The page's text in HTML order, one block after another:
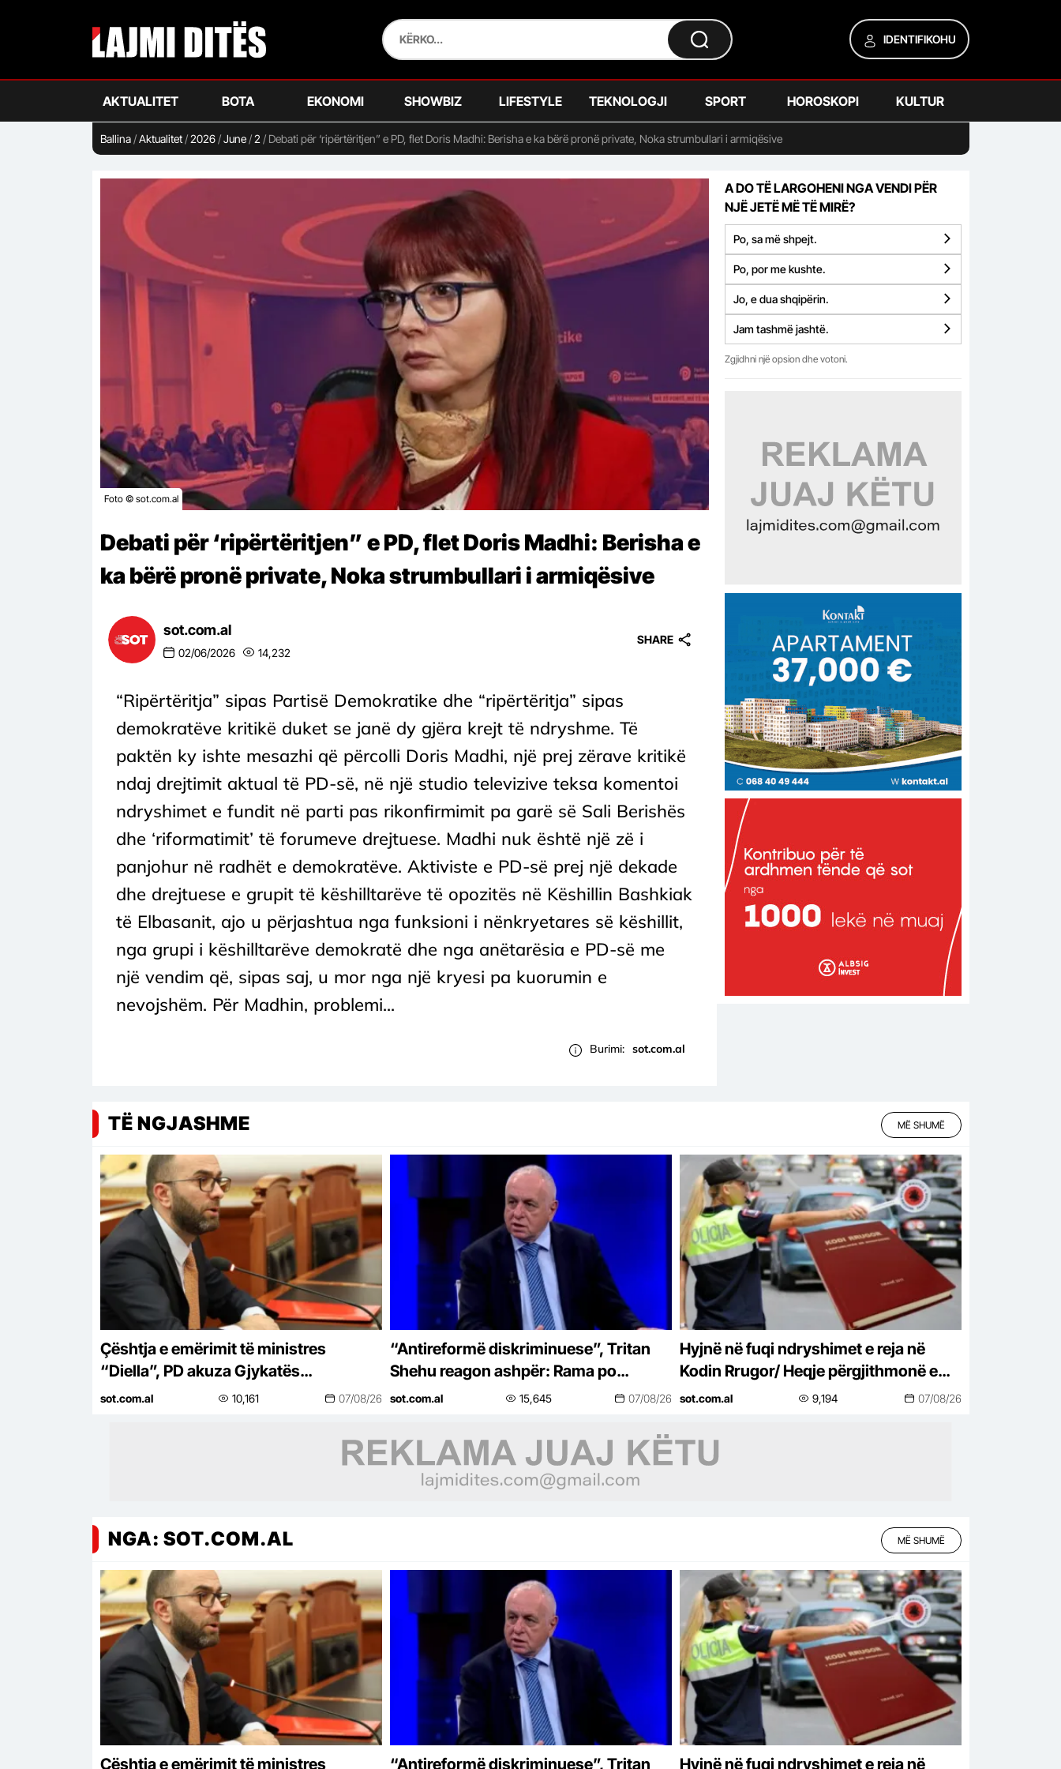
IDENTIFIKOHU
AKTUALITET BOTA EKONOMI SHOWBIZ LIFESTYLE TEKNOLOGJI SPORT HOROSKOPI KULTUR
Ballina/Aktualitet/2026/June/2 / Debati për ‘ripërtëritjen” e PD, flet Doris Madhi: Berisha e ka bërë pronë private, Noka strumbullari i armiqësive
Foto © sot.com.al
Debati për ‘ripërtëritjen” e PD, flet Doris Madhi: Berisha e
ka bërë pronë private, Noka strumbullari i armiqësive
sot.com.al
02/06/2026 14,232
SHARE
“Ripërtëritja” sipas Partisë Demokratike dhe “ripërtëritja” sipas
demokratëve kritikë duket se janë dy gjëra krejt të ndryshme. Të
paktën ky ishte mesazhi që përcolli Doris Madhi, një prej zërave kritikë
ndaj drejtimit aktual të PD-së, në një studio televizive teksa komentoi
ndryshimet e fundit në parti pas rikonfirmimit pa garë së Sali Berishës
dhe ‘riformatimit’ të forumeve drejtuese. Madhi nuk është një zë i
panjohur në radhët e demokratëve. Aktiviste e PD-së prej një dekade
dhe drejtuese e grupit të këshilltarëve të opozitës në Këshillin Bashkiak
të Elbasanit, ajo u përjashtua nga funksioni i nënkryetares së këshillit,
nga grupi i këshilltarëve demokratë dhe nga anëtarësia e PD-së me
një vendim që, sipas saj, u mor nga një kryesi pa kuorumin e
nevojshëm. Për Madhin, problemi...
Burimi: sot.com.al
A DO TË LARGOHENI NGA VENDI PËR
NJË JETË MË TË MIRË?
Po, sa më shpejt.
Po, por me kushte.
Jo, e dua shqipërin.
Jam tashmë jashtë.
Zgjidhni një opsion dhe votoni.
TË NGJASHME MË SHUMË
Çështja e emërimit të ministres
“Diella”, PD akuza Gjykatës
Kushtetuese se po shkel ligjin, ja si
sot.com.al 10,161 07/08/26
“Antireformë diskriminuese”, Tritan
Shehu reagon ashpër: Rama po
denigron Gjirokastrën, Përmetin dhe
sot.com.al 15,645 07/08/26
Hyjnë në fuqi ndryshimet e reja në
Kodin Rrugor/ Heqje përgjithmonë e
patentës, gjoba më të larta dhe
sot.com.al 9,194 07/08/26
NGA: SOT.COM.AL MË SHUMË
Çështja e emërimit të ministres
“Antireformë diskriminuese”, Tritan
Hyjnë në fuqi ndryshimet e reja në